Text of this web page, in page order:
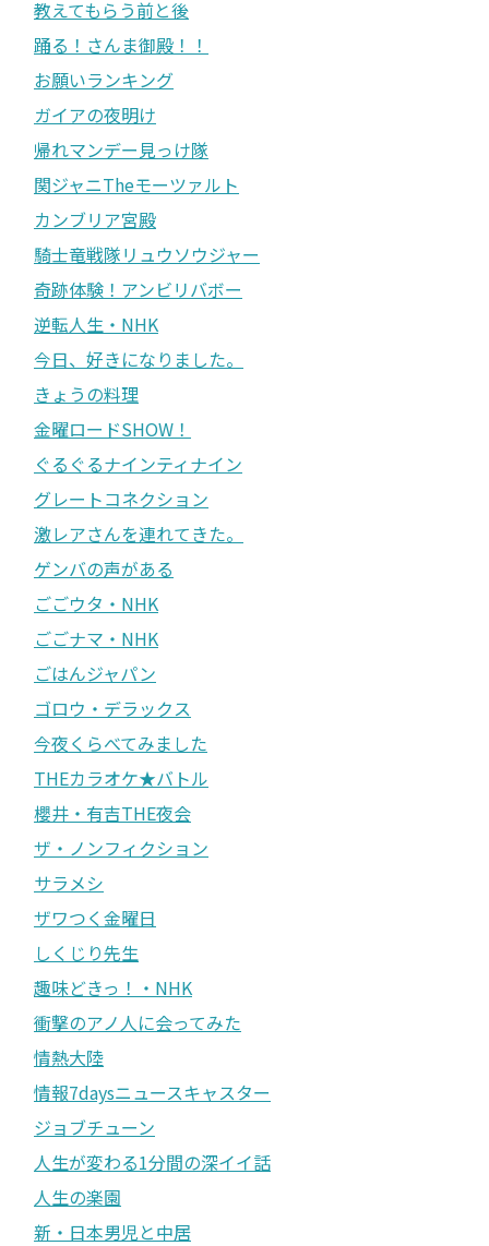
教えてもらう前と後
踊る！さんま御殿！！
お願いランキング
ガイアの夜明け
帰れマンデー見っけ隊
関ジャニTheモーツァルト
カンブリア宮殿
騎士竜戦隊リュウソウジャー
奇跡体験！アンビリバボー
逆転人生・NHK
今日、好きになりました。
きょうの料理
金曜ロードSHOW！
ぐるぐるナインティナイン
グレートコネクション
激レアさんを連れてきた。
ゲンバの声がある
ごごウタ・NHK
ごごナマ・NHK
ごはんジャパン
ゴロウ・デラックス
今夜くらべてみました
THEカラオケ★バトル
櫻井・有吉THE夜会
ザ・ノンフィクション
サラメシ
ザワつく金曜日
しくじり先生
趣味どきっ！・NHK
衝撃のアノ人に会ってみた
情熱大陸
情報7daysニュースキャスター
ジョブチューン
人生が変わる1分間の深イイ話
人生の楽園
新・日本男児と中居